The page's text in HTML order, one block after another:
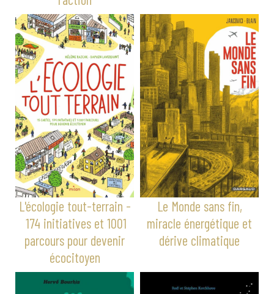
L'écologie tout-terrain -
174 initiatives et 1001
parcours pour devenir
écocitoyen
Le Monde sans fin,
miracle énergétique et
dérive climatique